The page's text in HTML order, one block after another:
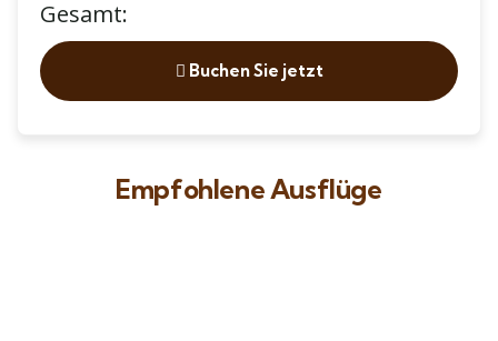
Gesamt:
Buchen Sie jetzt
Empfohlene Ausflüge